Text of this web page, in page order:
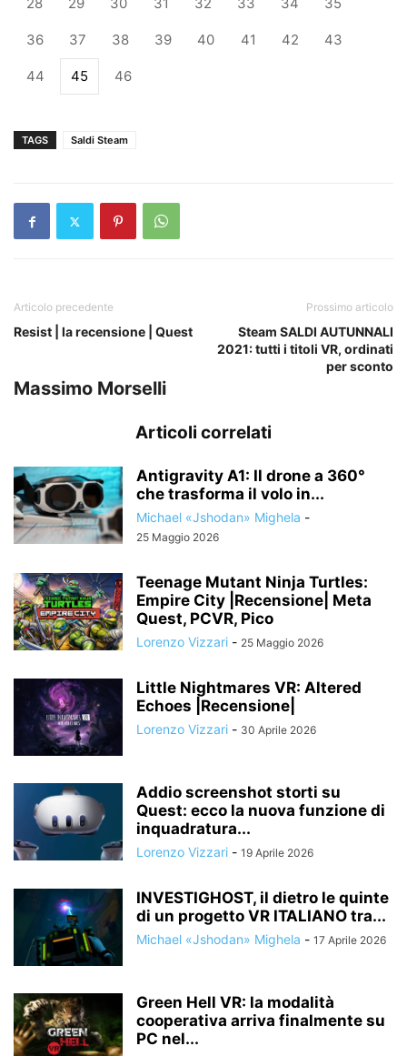
28 29 30 31 32 33 34 35
36 37 38 39 40 41 42 43
44 45 46
TAGS Saldi Steam
Articolo precedente
Resist | la recensione | Quest
Prossimo articolo
Steam SALDI AUTUNNALI
2021: tutti i titoli VR, ordinati
per sconto
Massimo Morselli
Articoli correlati
Antigravity A1: Il drone a 360°
che trasforma il volo in...
Michael «Jshodan» Mighela -
25 Maggio 2026
Teenage Mutant Ninja Turtles:
Empire City |Recensione| Meta
Quest, PCVR, Pico
Lorenzo Vizzari - 25 Maggio 2026
Little Nightmares VR: Altered
Echoes |Recensione|
Lorenzo Vizzari - 30 Aprile 2026
Addio screenshot storti su
Quest: ecco la nuova funzione di
inquadratura...
Lorenzo Vizzari - 19 Aprile 2026
INVESTIGHOST, il dietro le quinte
di un progetto VR ITALIANO tra...
Michael «Jshodan» Mighela - 17 Aprile 2026
Green Hell VR: la modalità
cooperativa arriva finalmente su
PC nel...